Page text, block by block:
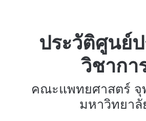
ประวัติศูนย์
วิชากา
คณะแพทยศาสตร์ จุ
มหาวิทยาลั